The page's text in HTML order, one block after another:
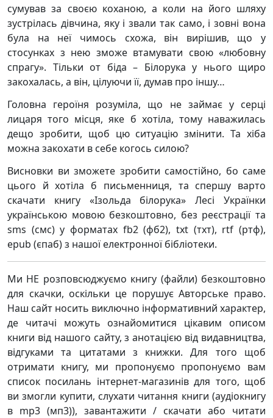
сумував за своєю коханою, а коли на його шляху
зустрілась дівчина, яку і звали так само, і зовні вона
була на неї чимось схожа, він вирішив, що у
стосунках з нею зможе втамувати свою «любовну
спрагу». Тільки от біда – Білорука у нього щиро
закохалась, а він, цілуючи її, думав про іншу…
Головна героїня розуміла, що не займає у серці
лицаря того місця, яке б хотіла, тому наважилась
дещо зробити, щоб цю ситуацію змінити. Та хіба
можна закохати в себе когось силою?
Висновки ви зможете зробити самостійно, бо саме
цього й хотіла б письменниця, та спершу варто
скачати книгу «Ізольда білорука» Лесі Українки
українською мовою безкоштовно, без реєстрації та
sms (смс) у форматах fb2 (фб2), txt (тхт), rtf (ртф),
epub (єпаб) з нашої електронної бібліотеки.
Ми НЕ розповсюджуємо книгу (файли) безкоштовно
для скачки, оскільки це порушує Авторське право.
Наш сайт носить виключно інформативний характер,
де читачі можуть ознайомитися цікавим описом
книги від нашого сайту, з анотацією від видавництва,
відгуками та цитатами з книжки. Для того щоб
отримати книгу, ми пропонуємо пропонуємо вам
список посилань інтернет-магазинів для того, щоб
ви змогли купити, слухати читання книги (аудіокнигу
в mp3 (мп3)), завантажити / скачати або читати